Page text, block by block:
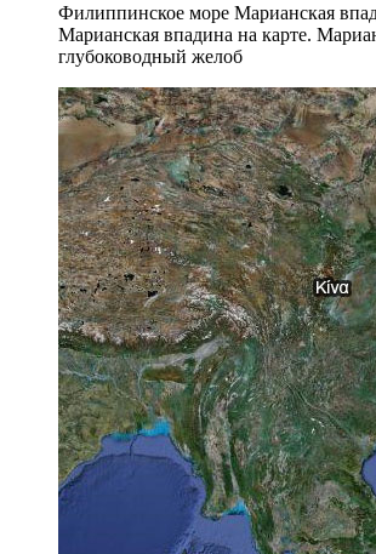
Филиппинское море Марианская
Марианская впадина на карте.
глубоководный желоб